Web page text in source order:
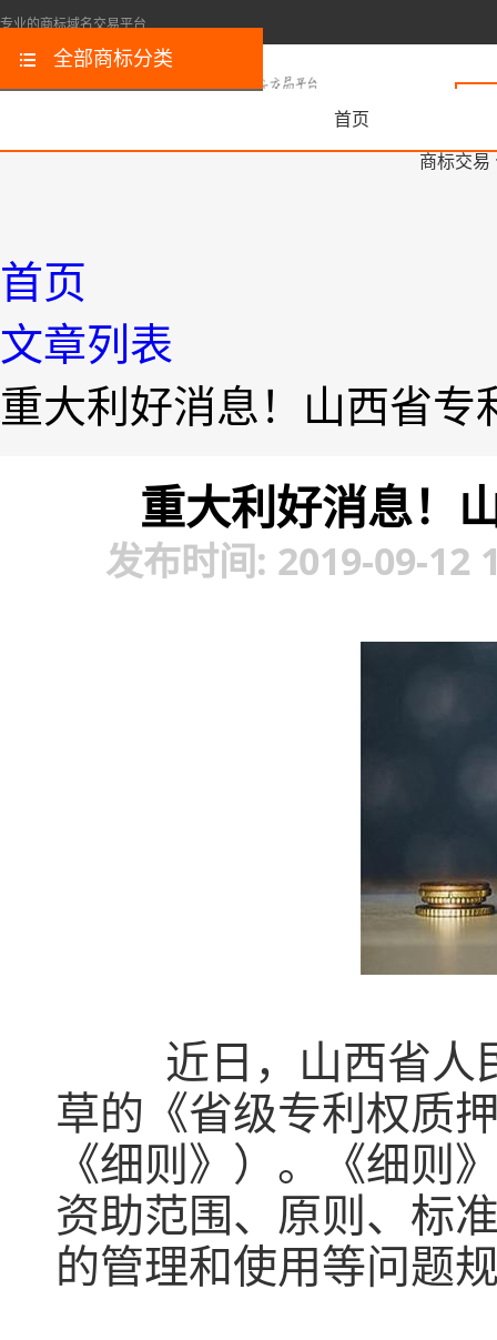
专业的商标域名交易平台
首页
商标交易
全部商标分类
首页
文章列表
重大利好消息！山西省
重大利好消息！
发布时间: 2019-09-12
近日，山西省人民
草的《省级专利权质
《细则》）。《细则
资助范围、原则、标
的管理和使用等问题